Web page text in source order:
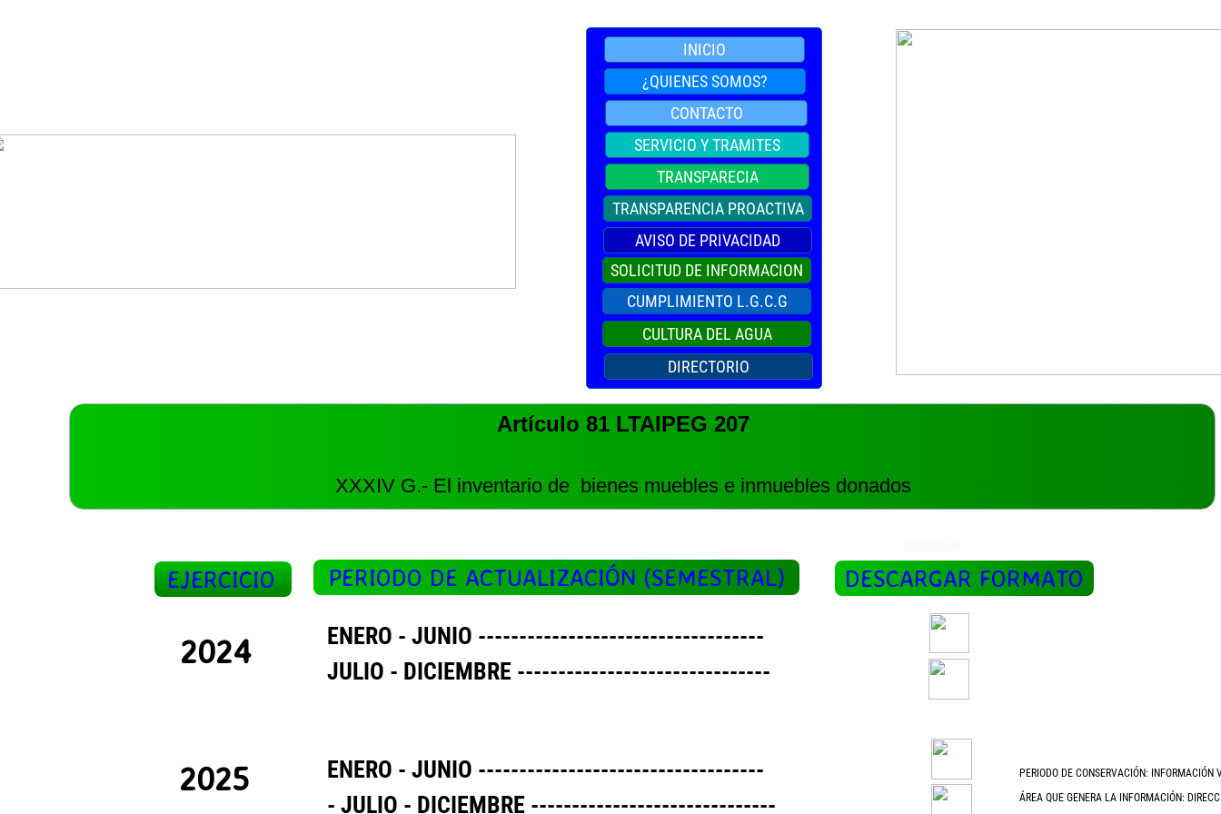
TRANSPARECIA
CULTURA DEL AGUA
DIRECTORIO
SOLICITUD DE INFORMACION
CUMPLIMIENTO L.G.C.G
¿QUIENES SOMOS?
INICIO
2024
DESCARGAR FORMATO
Artículo 81 LTAIPEG 207
XXXIV G.- El inventario de bienes muebles e inmuebles donados
EJERCICIO
ENERO - JUNIO​ -----------------------------------
JULIO - DICIEMBRE -------------------------------
TRANSPARENCIA PROACTIVA
SERVICIO Y TRAMITES
AVISO DE PRIVACIDAD
CONTACTO
PERIODO DE CONSERVACIÓN:
ÁREA QUE GENERA LA INFORMACIÓN:
PERIODO DE ACTUALIZACIÓN (SEMESTRAL)
ENERO - JUNIO​ -----------------------------------
- JULIO - DICIEMBRE ------------------------------
2025